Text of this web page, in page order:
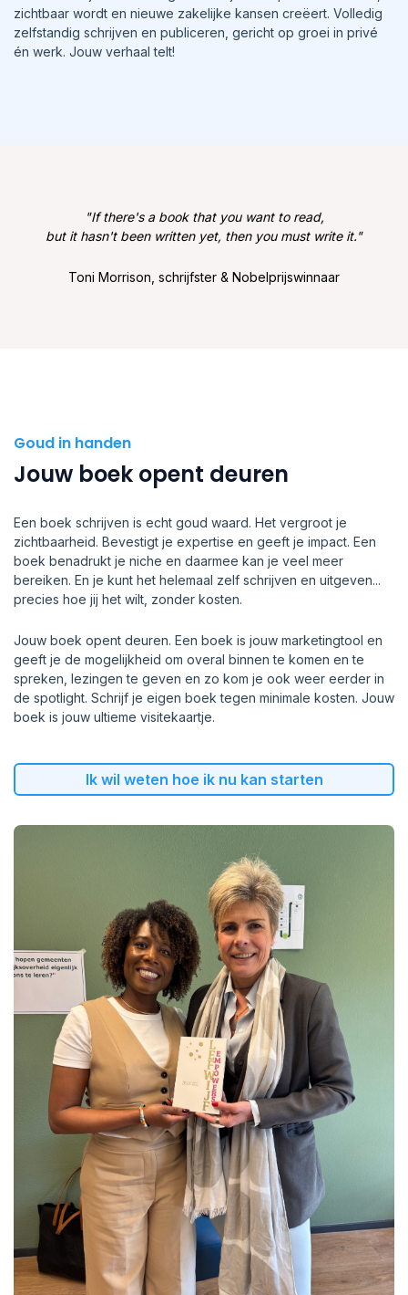
zichtbaar wordt en nieuwe zakelijke kansen creëert. Volledig
zelfstandig schrijven en publiceren, gericht op groei in privé
én werk. Jouw verhaal telt!
"If there's a book that you want to read,
but it hasn't been written yet, then you must write it."
Toni Morrison, schrijfster & Nobelprijswinnaar
Goud in handen
Jouw boek opent deuren
Een boek schrijven is echt goud waard. Het vergroot je
zichtbaarheid. Bevestigt je expertise en geeft je impact. Een
boek benadrukt je niche en daarmee kan je veel meer
bereiken. En je kunt het helemaal zelf schrijven en uitgeven...
precies hoe jij het wilt, zonder kosten.
Jouw boek opent deuren. Een boek is jouw marketingtool en
geeft je de mogelijkheid om overal binnen te komen en te
spreken, lezingen te geven en zo kom je ook weer eerder in
de spotlight. Schrijf je eigen boek tegen minimale kosten. Jouw
boek is jouw ultieme visitekaartje.
Ik wil weten hoe ik nu kan starten